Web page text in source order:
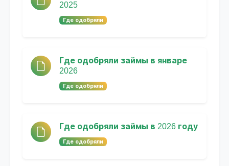
2025
Где одобряли
Где одобряли займы в январе
2026
Где одобряли
Где одобряли займы в 2026 году
Где одобряли